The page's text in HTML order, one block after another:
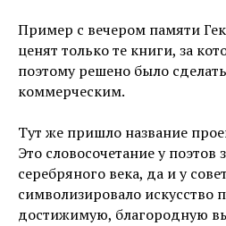
Пример с вечером памяти
ценят только те книги, за
поэтому решено было
коммерческим.
Тут же пришло название
Это словосочетание у поэтов
серебряного века, да и у
символизировало искусство
достижимую, благородную